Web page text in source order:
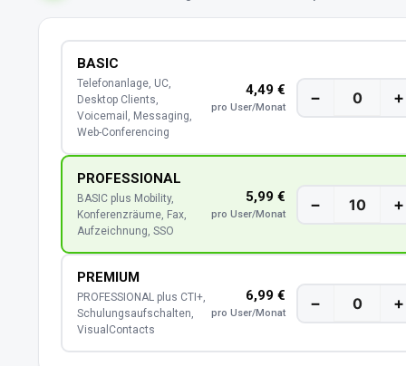
BASIC
Telefonanlage, UC,
Desktop Clients,
Voicemail, Messaging,
Web-Conferencing
4,49 €
pro User/Monat
− +
PROFESSIONAL
BASIC plus Mobility,
Konferenzräume, Fax,
Aufzeichnung, SSO
5,99 €
pro User/Monat
− +
PREMIUM
PROFESSIONAL plus CTI+,
Schulungsaufschalten,
VisualContacts
6,99 €
pro User/Monat
− +